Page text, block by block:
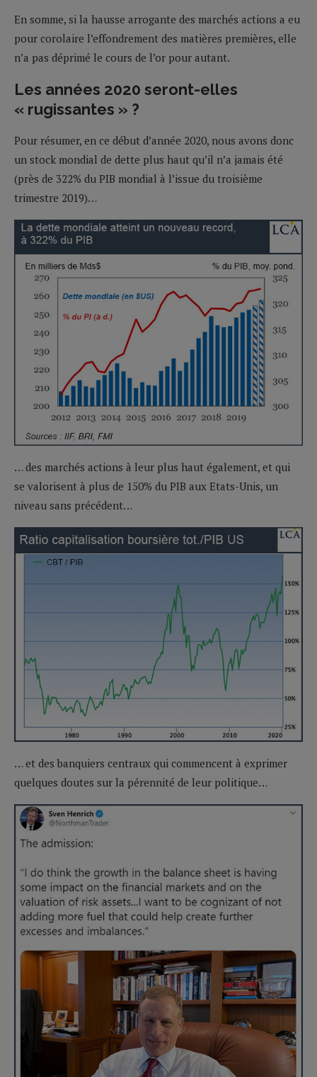
En somme, si la hausse arrogante des marchés actions a eu
pour corolaire l’effondrement des matières premières, elle
n’a pas déprimé le cours de l’or pour autant.
Les années 2020 seront-elles
« rugissantes » ?
Pour résumer, en ce début d’année 2020, nous avons donc
un stock mondial de dette plus haut qu’il n’a jamais été
(près de 322% du PIB mondial à l’issue du troisième
trimestre 2019)…
… des marchés actions à leur plus haut également, et qui
se valorisent à plus de 150% du PIB aux Etats-Unis, un
niveau sans précédent…
… et des banquiers centraux qui commencent à exprimer
quelques doutes sur la pérennité de leur politique…